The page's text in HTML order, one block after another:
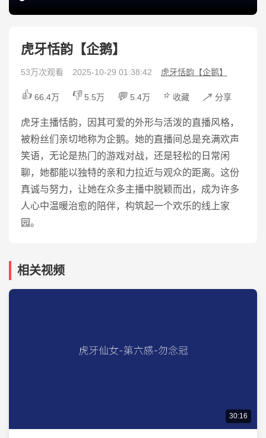
虎牙恬韵【企鹅】
53万次观看 2025-10-29 01:38:42 虎牙恬韵【企鹅】
👍 66.4万 👎 5.5万 💬 5.4万 ⭐ 收藏 ↗️ 分享
虎牙主播恬韵，因其可爱的外形与活泼的直播风格，
被粉丝们亲切地称为企鹅。她的直播间总是充满欢声
笑语，无论是热门的游戏对战，还是轻松的日常闲
聊，她都能以独特的亲和力拉近与观众的距离。这份
真诚与努力，让她在众多主播中脱颖而出，成为许多
人心中温暖治愈的陪伴，构筑起一个欢乐的线上家
园。
相关视频
30:16